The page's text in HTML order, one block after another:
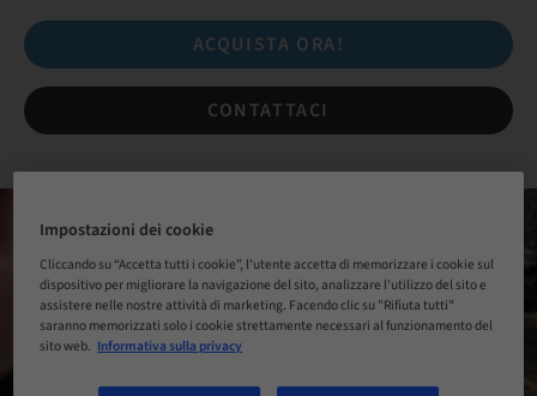
ACQUISTA ORA!
CONTATTACI
Impostazioni dei cookie
Cliccando su “Accetta tutti i cookie”, l'utente accetta di memorizzare i cookie sul
dispositivo per migliorare la navigazione del sito, analizzare l'utilizzo del sito e
assistere nelle nostre attività di marketing. Facendo clic su "Rifiuta tutti"
saranno memorizzati solo i cookie strettamente necessari al funzionamento del
sito web. Informativa sulla privacy